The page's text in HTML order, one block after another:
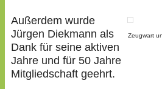
Zeugwart
Außerdem wurde
Jürgen Diekmann als
Dank für seine aktiven
Jahre und für 50 Jahre
Mitgliedschaft geehrt.